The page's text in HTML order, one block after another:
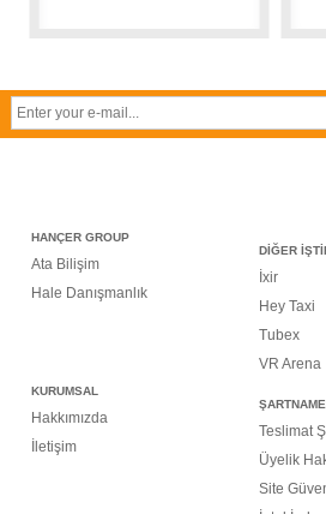
HANÇER GROUP
Ata Bilişim
Hale Danışmanlık
DİĞER
İxir
Hey Taxi
Tubex
VR Arena
KURUMSAL
Hakkımızda
İletişim
Teslimat
Üyelik
Site